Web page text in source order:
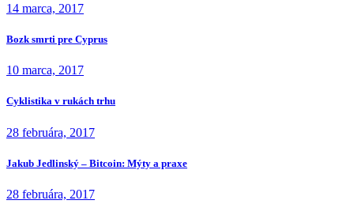
14 marca, 2017
Bozk smrti pre Cyprus
10 marca, 2017
Cyklistika v rukách trhu
28 februára, 2017
Jakub Jedlinský – Bitcoin: Mýty a praxe
28 februára, 2017